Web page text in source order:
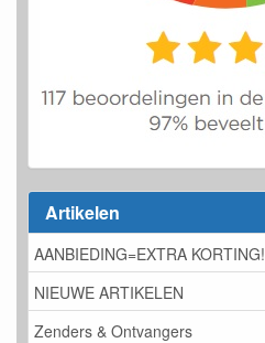
Artikelen
AANBIEDING=EXTRA KORTING!
NIEUWE ARTIKELEN
Zenders & Ontvangers